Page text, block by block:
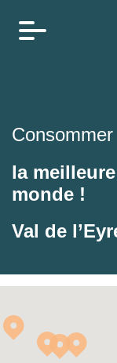
la
monde !
Val de